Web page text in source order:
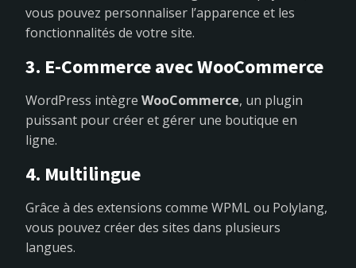
vous pouvez personnaliser l’apparence et les
fonctionnalités de votre site.
3. E-Commerce avec WooCommerce
WordPress intègreWooCommerce, un plugin
puissant pour créer et gérer une boutique en
ligne.
4. Multilingue
Grâce à des extensions comme WPML ou Polylang,
vous pouvez créer des sites dans plusieurs
langues.